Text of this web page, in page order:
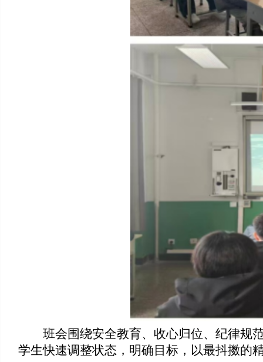
班会围绕安全教育、收心归位、纪律规
学生快速调整状态，明确目标，以最抖擞的